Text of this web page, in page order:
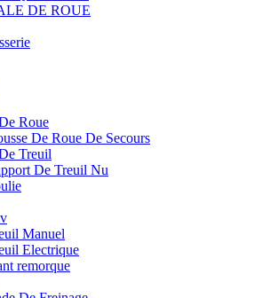
DE ROUE
Roue
De Roue De Secours
Treuil
De Treuil Nu
Manuel
Electrique
remorque